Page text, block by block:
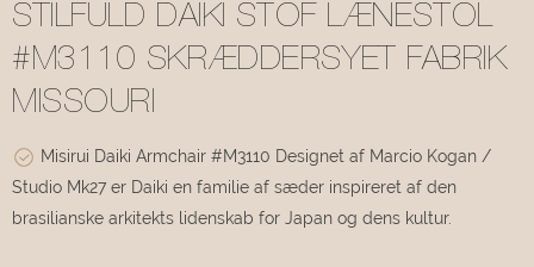
STILFULD DAIKI STOF LÆNESTOL
#M3110 SKRÆDDERSYET FABRIK
MISSOURI
Misirui Daiki Armchair #M3110 Designet af Marcio Kogan /
Studio Mk27 er Daiki en familie af sæder inspireret af den
brasilianske arkitekts lidenskab for Japan og dens kultur.